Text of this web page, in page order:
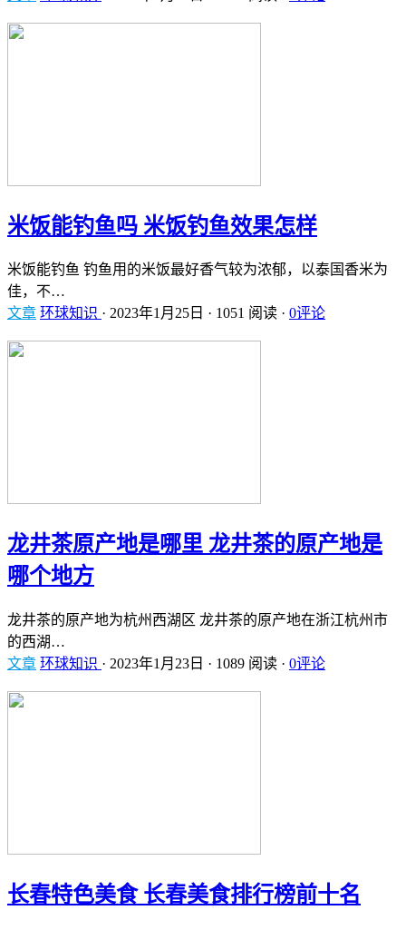
米饭能钓鱼吗 米饭钓鱼效果怎样
米饭能钓鱼 钓鱼用的米饭最好香气较为浓郁，以泰国香米为
佳，不…
文章 环球知识 · 2023年1月25日 · 1051 阅读 · 0评论
龙井茶原产地是哪里 龙井茶的原产地是
哪个地方
龙井茶的原产地为杭州西湖区 龙井茶的原产地在浙江杭州市
的西湖…
文章 环球知识 · 2023年1月23日 · 1089 阅读 · 0评论
长春特色美食 长春美食排行榜前十名